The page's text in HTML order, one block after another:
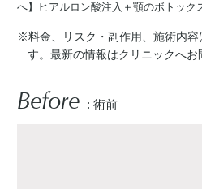
へ】ヒアルロン酸注入＋顎のボトック
※料金、リスク・副作用、施術内容
す。最新の情報はクリニックへお
Before : 術前